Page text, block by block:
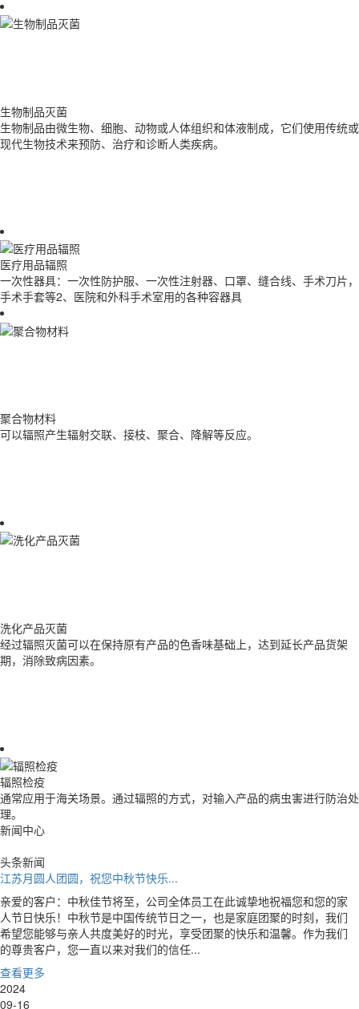
生物制品灭菌
生物制品由微生物、细胞、动物或人体组织和体液制成，它们使用传统或
现代生物技术来预防、治疗和诊断人类疾病。
医疗用品辐照
一次性器具：一次性防护服、一次性注射器、口罩、缝合线、手术刀片，
手术手套等2、医院和外科手术室用的各种容器具
聚合物材料
可以辐照产生辐射交联、接枝、聚合、降解等反应。
洗化产品灭菌
经过辐照灭菌可以在保持原有产品的色香味基础上，达到延长产品货架
期，消除致病因素。
辐照检疫
通常应用于海关场景。通过辐照的方式，对输入产品的病虫害进行防治处
理。
新闻中心
头条新闻
江苏开工大吉 | 原科恒辉2024年...
为强化生产安全意识，牢固树立“开工第一件事就是讲安全、抓安全”的
思想，动员全体员工克服松懈麻痹思想，切实做好安全生产工作，复工
复产首日，恒辉集团举行了开工“安全第一课”活动。恒辉集团运营总监
于文祥主持，董事长邹立文亲自授...
查看更多
2024
02-19